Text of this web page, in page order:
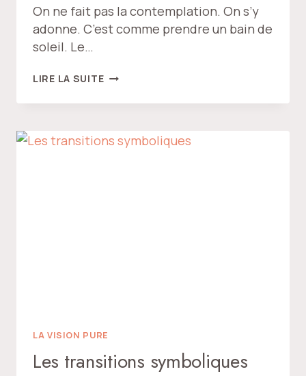
On ne fait pas la contemplation. On s’y
adonne. C’est comme prendre un bain de
soleil. Le…
LIRE LA SUITEL’INVISIBLE
LA VISION PURE
Les transitions symboliques